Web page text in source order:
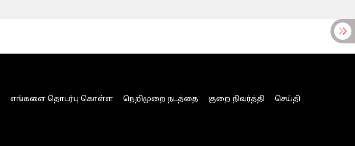
எங்களை தொடர்பு கொள்ள நெறிமுறை நடத்தை குறை நிவர்த்தி
செய்தி